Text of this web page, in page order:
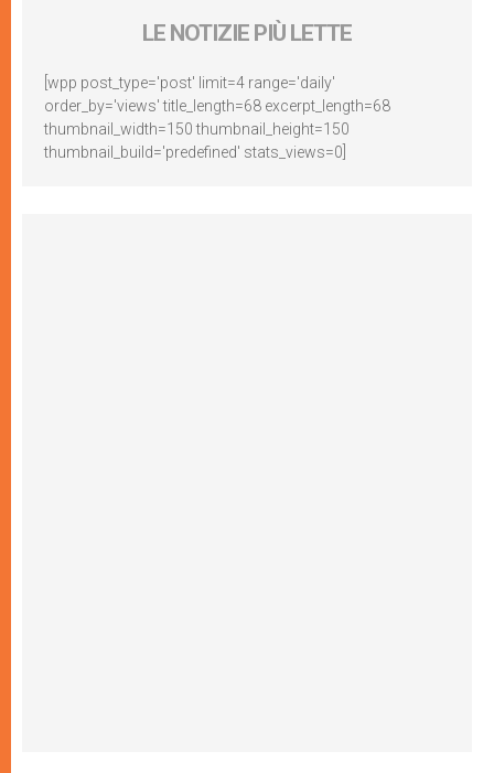
LE NOTIZIE PIÙ LETTE
[wpp post_type='post' limit=4 range='daily'
order_by='views' title_length=68 excerpt_length=68
thumbnail_width=150 thumbnail_height=150
thumbnail_build='predefined' stats_views=0]